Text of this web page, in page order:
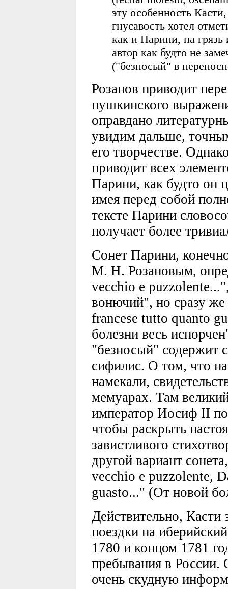
эту особенность
гнусавость хотел
как и Парини, на
автор как будто не
("безносый" в
Розанов приводит
пушкинского
оправдано
увидим дальше,
его творчестве.
приводит всех
Парини, как будто он
имея перед собой
тексте Парини
получает более
Сонет Парини,
М. Н. Розановым,
vecchio e
вонючий", но сразу
francese tutto quanto
болезни весь
"безносый" содержит
сифилис. О том, что
намекали,
мемуарах. Там
император Иосиф II
чтобы раскрыть
завистливого
другой вариант
vecchio e puzzolente,
guasto..." (От новой
Действительно, Касти
поездки на
1780 и концом 1781
пребывания в России.
очень скудную